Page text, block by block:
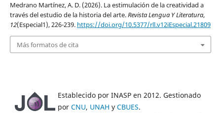
Medrano Martínez, A. D. (2026). La estimulación de la creatividad a
través del estudio de la historia del arte.Revista Lengua Y Literatura,
12(Especial1), 226-239. https://doi.org/10.5377/rll.v12iEspecial.21809
Más formatos de cita
Establecido por INASP en 2012. Gestionado
por CNU, UNAH y CBUES.